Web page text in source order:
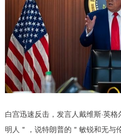
白宫迅速反击，发言人戴维斯·英
明人＂，说特朗普的＂敏锐和无与